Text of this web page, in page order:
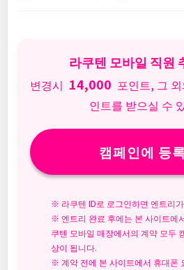
라쿠텐 모바일 직원
변경시 14,000 포인트, 그
인트를 받으실 수
캠페인에 등
※ 라쿠텐 ID로 로그인하면 엔트리
※ 엔트리 완료 후에는 본 사이트에
쿠텐 모바일 매장에서의 계약 모두
상이 됩니다.
※ 계약 전에 본 사이트에서 휴대폰